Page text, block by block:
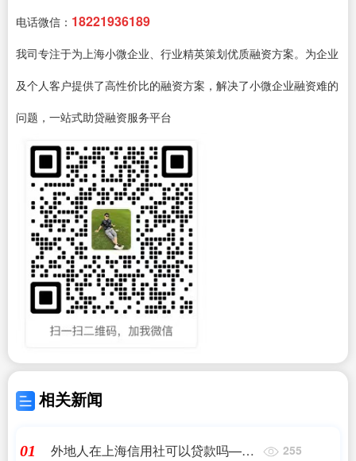
电话微信： 18221936189
我司专注于为上海小微企业、行业精英策划优质融资方案。为企业
及个人客户提供了高性价比的融资方案，解决了小微企业融资难的
问题，一站式助贷融资服务平台
相关新闻
01
外地人在上海信用社可以贷款吗——
255